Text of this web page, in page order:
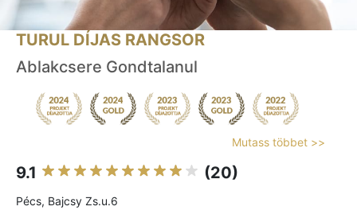
TURUL DÍJAS RANGSOR
Ablakcsere Gondtalanul
Mutass többet >>
9.1 (20)
Pécs, Bajcsy Zs.u.6